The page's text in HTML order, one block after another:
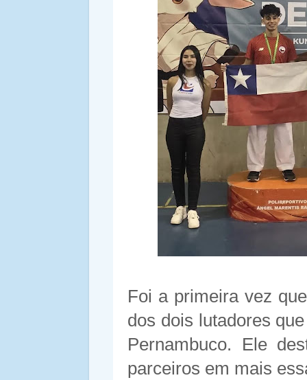
Foi a primeira vez
dos dois lutadores
Pernambuco. Ele
parceiros em mais